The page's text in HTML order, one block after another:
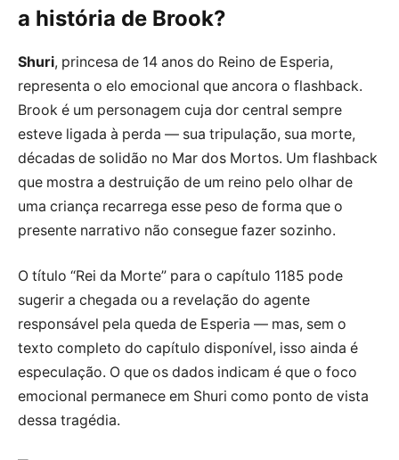
a história de Brook?
Shuri, princesa de 14 anos do Reino de Esperia,
representa o elo emocional que ancora o flashback.
Brook é um personagem cuja dor central sempre
esteve ligada à perda — sua tripulação, sua morte,
décadas de solidão no Mar dos Mortos. Um flashback
que mostra a destruição de um reino pelo olhar de
uma criança recarrega esse peso de forma que o
presente narrativo não consegue fazer sozinho.
O título “Rei da Morte” para o capítulo 1185 pode
sugerir a chegada ou a revelação do agente
responsável pela queda de Esperia — mas, sem o
texto completo do capítulo disponível, isso ainda é
especulação. O que os dados indicam é que o foco
emocional permanece em Shuri como ponto de vista
dessa tragédia.